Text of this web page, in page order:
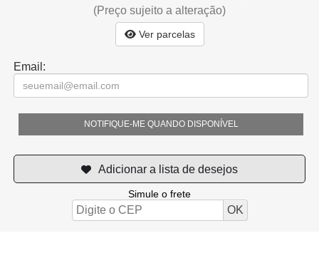
(Preço sujeito a alteração)
Ver parcelas
Email:
NOTIFIQUE-ME QUANDO DISPONÍVEL
Simule o frete